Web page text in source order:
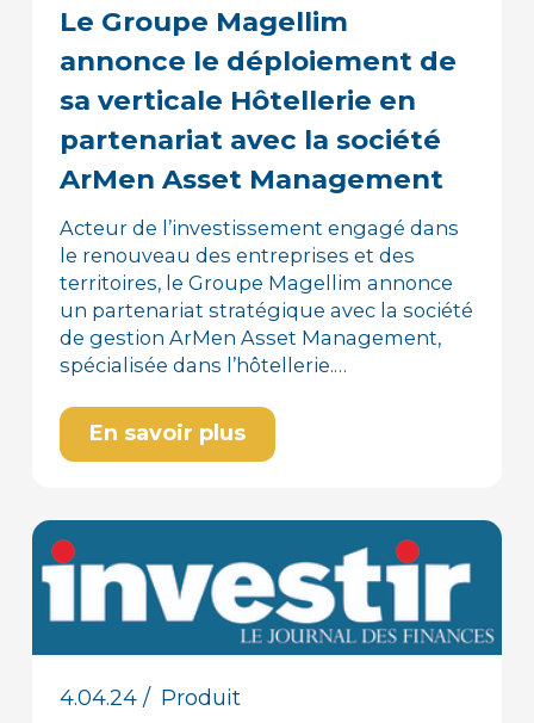
Le Groupe Magellim
annonce le déploiement de
sa verticale Hôtellerie en
partenariat avec la société
ArMen Asset Management
Acteur de l’investissement engagé dans
le renouveau des entreprises et des
territoires, le Groupe Magellim annonce
un partenariat stratégique avec la société
de gestion ArMen Asset Management,
spécialisée dans l’hôtellerie.…
En savoir plus
4.04.24/ Produit